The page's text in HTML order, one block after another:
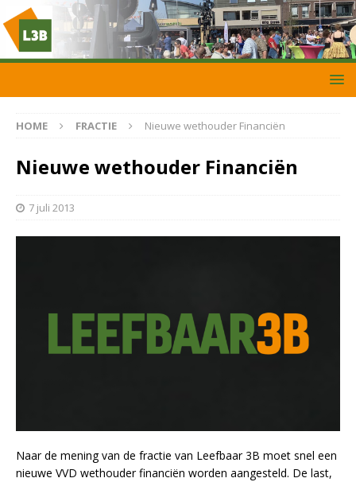
HOME FRACTIE Nieuwe wethouder Financiën
Nieuwe wethouder Financiën
7 juli 2013
Naar de mening van de fractie van Leefbaar 3B moet snel een
nieuwe VVD wethouder financiën worden aangesteld. De last,